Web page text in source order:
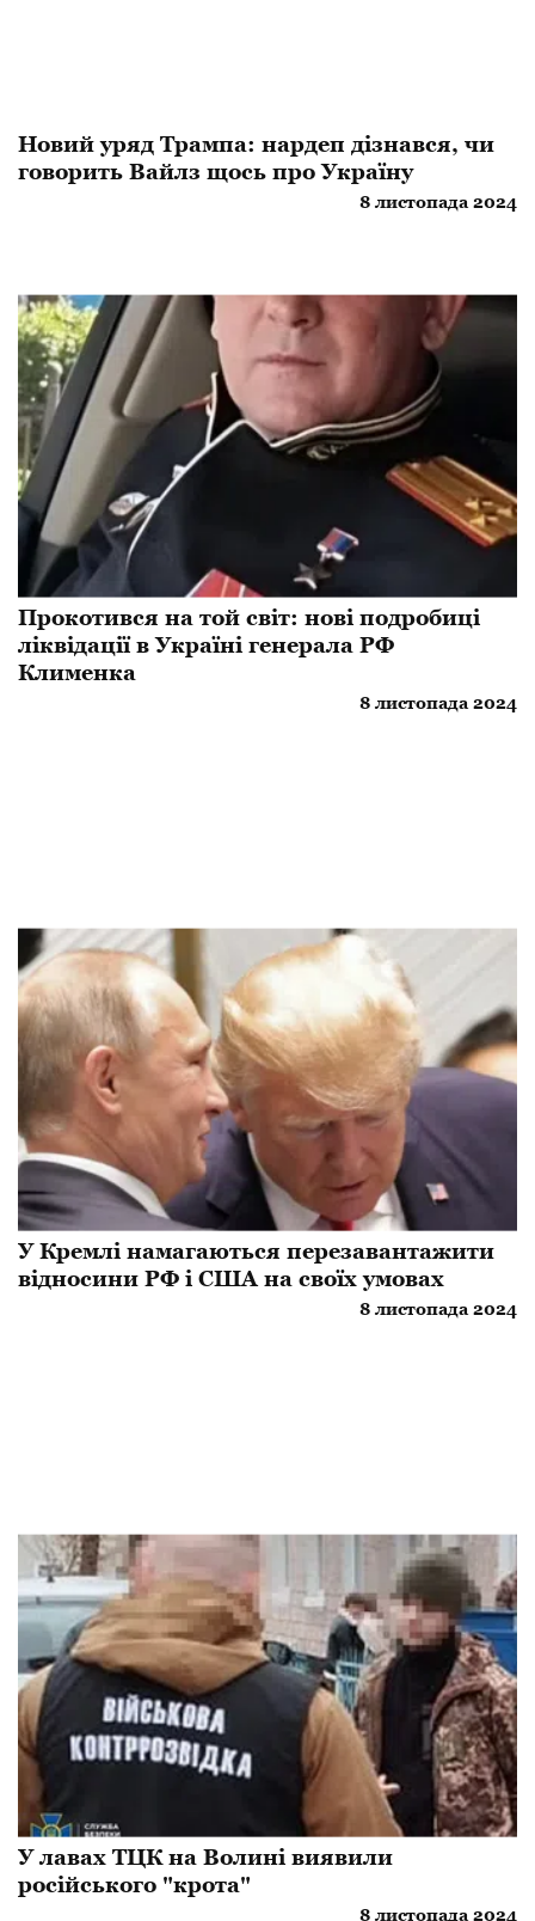
Новий уряд Трампа: нардеп дізнався, чи
говорить Вайлз щось про Україну
8 листопада 2024
Прокотився на той світ: нові подробиці
ліквідації в Україні генерала РФ
Клименка
8 листопада 2024
У Кремлі намагаються перезавантажити
відносини РФ і США на своїх умовах
8 листопада 2024
У лавах ТЦК на Волині виявили
російського "крота"
8 листопада 2024